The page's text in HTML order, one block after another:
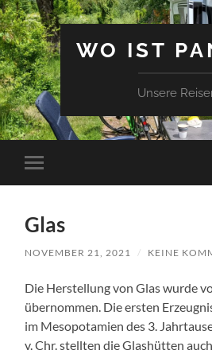
WO IST
Unsere
Mobile-
Menü
Glas
NOVEMBER 21, 2021 / KEINE
Die Herstellung von Glas wurde
übernommen. Die ersten
im Mesopotamien des 3.
v. Chr. stellten die Glashütten